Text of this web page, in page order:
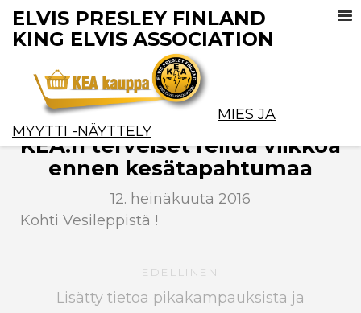
ELVIS PRESLEY FINLAND
KING ELVIS ASSOCIATION
MIES JA
MYYTTI -NÄYTTELY
KEA:n terveiset reilua viikkoa
ennen kesätapahtumaa
12. heinäkuuta 2016
Kohti Vesileppistä !
EDELLINEN
Lisätty tietoa pikakampauksista ja